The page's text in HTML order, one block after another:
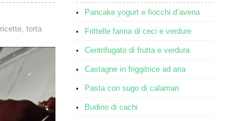
ricette, torta
Pancake yogurt e fiocchi d’avena
Frittelle farina di ceci e verdure
Centrifugato di frutta e verdura
Castagne in friggitrice ad aria
Pasta con sugo di calamari
Budino di cachi